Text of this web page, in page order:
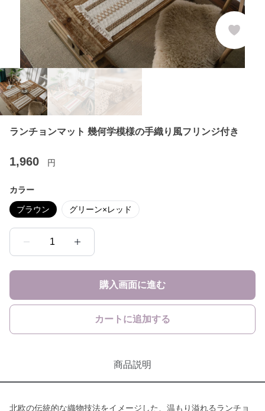
ランチョンマット 幾何学模様の手織り風フリンジ付き
1,960 円
カラー
ブラウン グリーン×レッド
1
購入画面に進む
カートに追加する
商品説明
北欧の伝統的な織物技法をイメージした、温もり溢れるランチョ